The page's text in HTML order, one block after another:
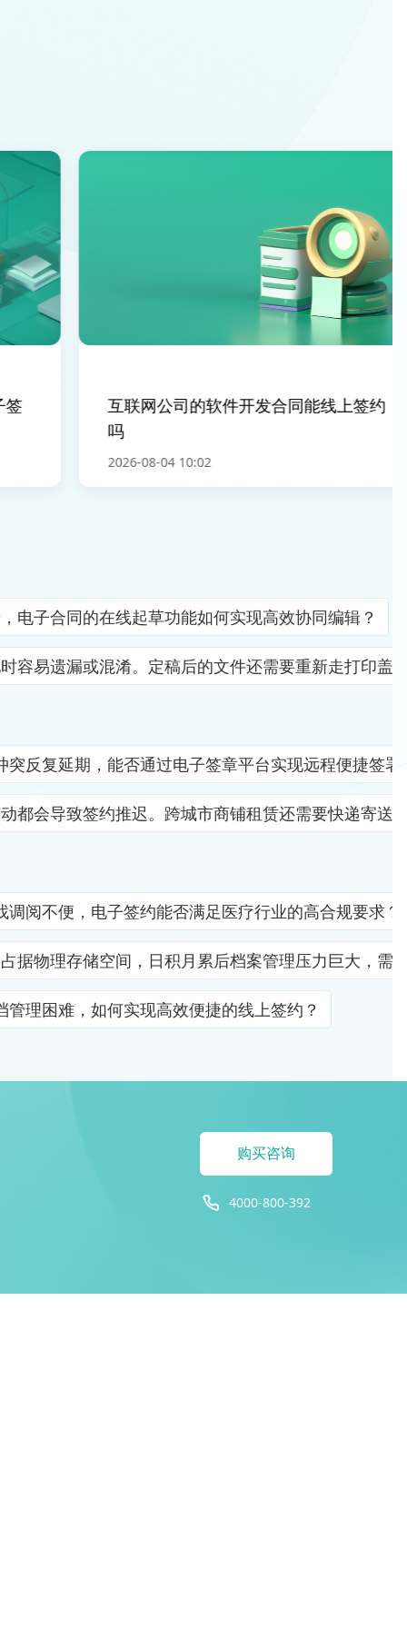
互联网公司的软件开发合同能线上签约
2026-08-04 10:02
电子合同的在线起草功能如何实现高效协同编辑？
遗漏或混淆。定稿后的文件还需要重新走打印
反复延期，能否通过电子签章平台实现远程便捷签署
导致签约推迟。跨城市商铺租赁还需要快递寄
阅不便，电子签约能否满足医疗行业的高合规要求？
物理存储空间，日积月累后档案管理压力巨大，
理困难，如何实现高效便捷的线上签约？
购买咨询
4000-800-392